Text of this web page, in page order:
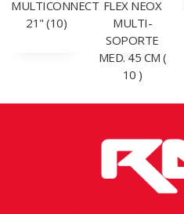
MULTICONNECT
21" (10)
FLEX NEOX
MULTI-
SOPORTE
MED. 45 CM (
10 )